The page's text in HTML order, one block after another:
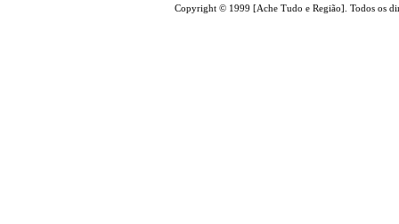
Copyright © 1999 [Ache Tudo e Região]. Todos os